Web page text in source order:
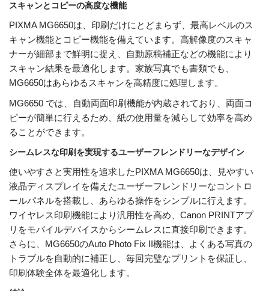
スキャンとコピーの高度な機能
PIXMA MG6650は、印刷だけにとどまらず、最高レベルのス
キャン機能とコピー機能を備えています。高解像度のスキャ
ナーが細部まで鮮明に捉え、自動原稿補正などの機能により
スキャン結果を最適化します。家族写真でも書類でも、
MG6650はあらゆるスキャンを高精度に処理します。
MG6650 では、自動両面印刷機能が内蔵されており、両面コ
ピーが簡単に行えるため、紙の使用量を減らして効率を高め
ることができます。
シームレスな印刷を実現するユーザーフレンドリーなデザイン
使いやすさと実用性を追求したPIXMA MG6650は、見やすい
液晶ディスプレイを備えたユーザーフレンドリーなコントロ
ールパネルを搭載し、あらゆる操作をシンプルに行えます。
ワイヤレス印刷機能により汎用性を高め、Canon PRINTアプ
リをモバイルデバイスからシームレスに直接印刷できます。
さらに、MG6650のAuto Photo Fix II機能は、よくある写真の
トラブルを自動的に補正し、毎回完璧なプリントを保証し、
印刷体験全体を最適化します。